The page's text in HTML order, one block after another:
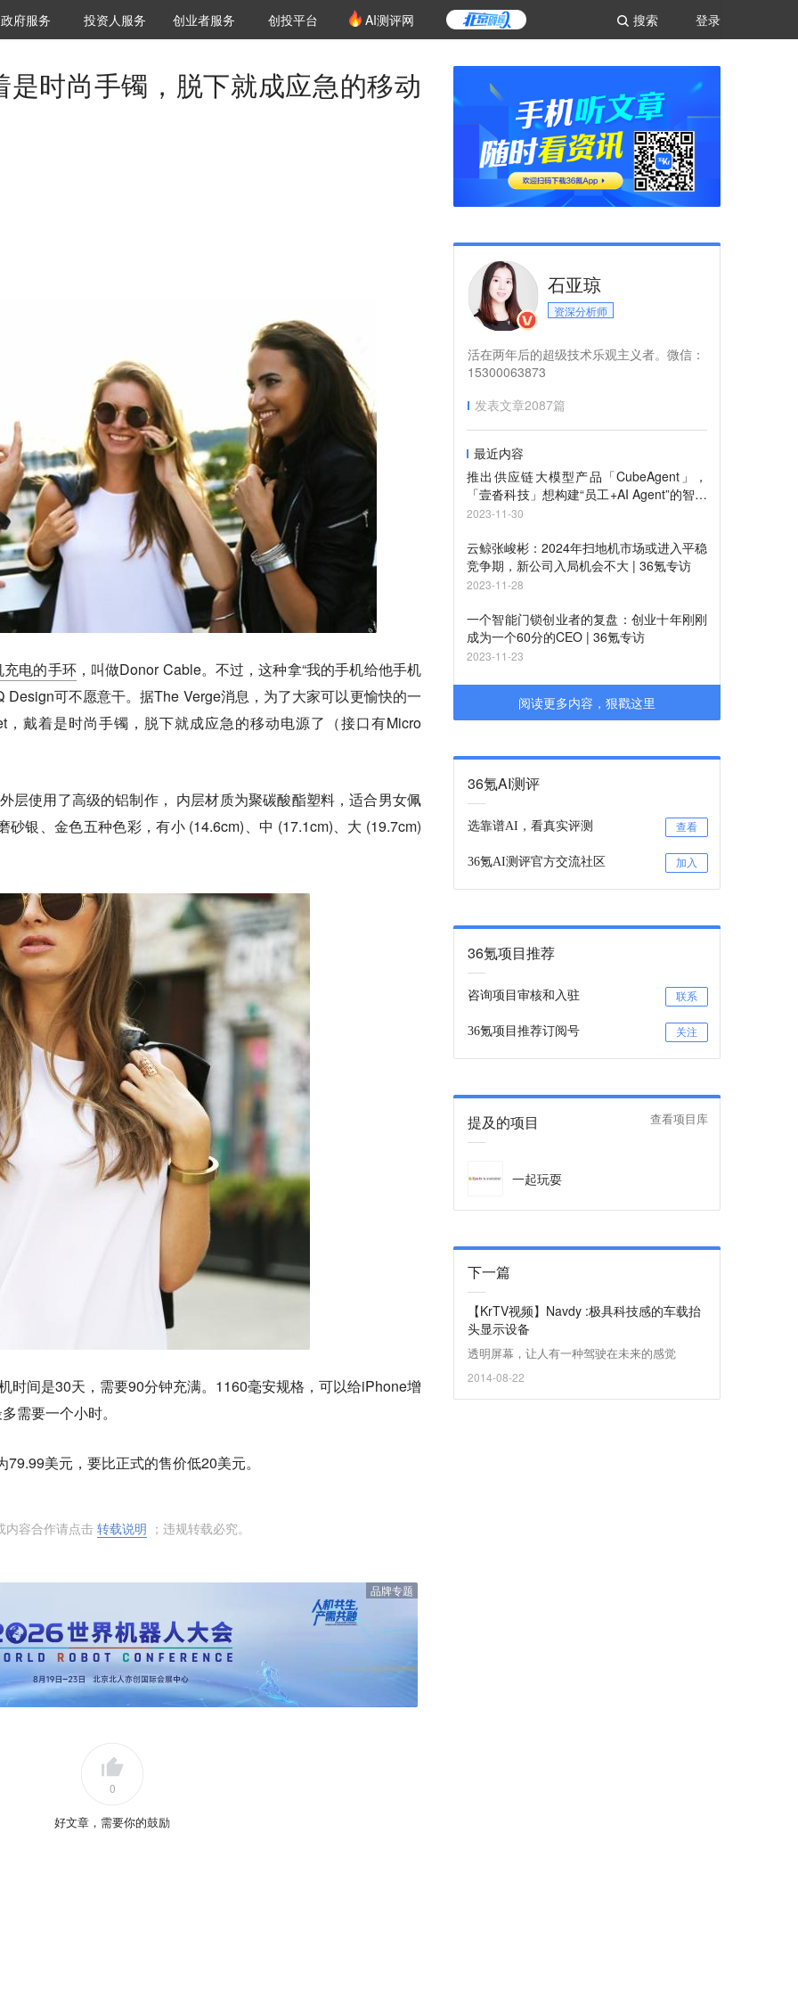
登录
搜索
城市之窗
政府服务 VClub投资机构库
投资机构职位推介
投资人服务 创投氪堂
创业者服务 创投平台 AI测评网
是时尚手镯，脱下就成应急的移动
电的手环，叫做Donor Cable。不过，这种拿“我的手机给他手机
Design可不愿意干。据The Verge消息，为了大家可以更愉快的一
，戴着是时尚手镯，脱下就成应急的移动电源了（接口有Micro
层使用了高级的铝制作， 内层材质为聚碳酸酯塑料，适合男女佩
砂银、金色五种色彩，有小 (14.6cm)、中 (17.1cm)、大 (19.7cm)
时间是30天，需要90分钟充满。1160毫安规格，可以给iPhone增
需要一个小时。
美元，要比正式的售价低20美元。
内容合作请点击 转载说明 ；违规转载必究。
品牌专题
0
好文章，需要你的鼓励
石亚琼
资深分析师
活在两年后的超级技术乐观主义者。微信：
15300063873
发表文章2087篇
最近内容
推出供应链大模型产品「CubeAgent」，
「壹沓科技」想构建“员工+AI Agent”的智能
办公方式 | 新科技创业
2023-11-30
云鲸张峻彬：2024年扫地机市场或进入平稳
竞争期，新公司入局机会不大 | 36氪专访
2023-11-28
一个智能门锁创业者的复盘：创业十年刚刚
成为一个60分的CEO | 36氪专访
2023-11-23
阅读更多内容，狠戳这里
36氪AI测评
选靠谱AI，看真实评测 查看
36氪AI测评官方交流社区 加入
36氪项目推荐
咨询项目审核和入驻 联系
36氪项目推荐订阅号 关注
提及的项目 查看项目库
一起玩耍
下一篇
【KrTV视频】Navdy :极具科技感的车载抬
头显示设备
透明屏幕，让人有一种驾驶在未来的感觉
2014-08-22